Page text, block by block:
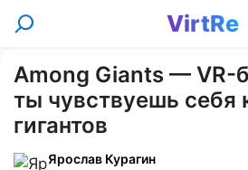
Перейти
VirtRe
Поиск
Among Giants — VR-
ты чувствуешь себя
гигантов
Ярослав Курагин